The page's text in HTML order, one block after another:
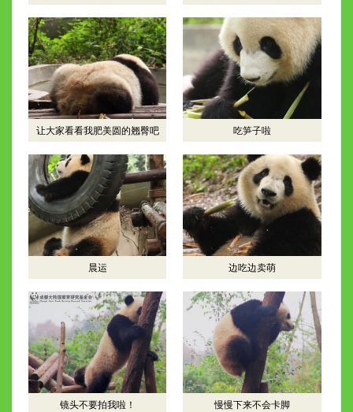
让大家看看我肥美圆的翘臀吧 吃笋子啦
晨运 边吃边卖萌
镜头不要拍我啦！ 慢慢下来不会卡脚